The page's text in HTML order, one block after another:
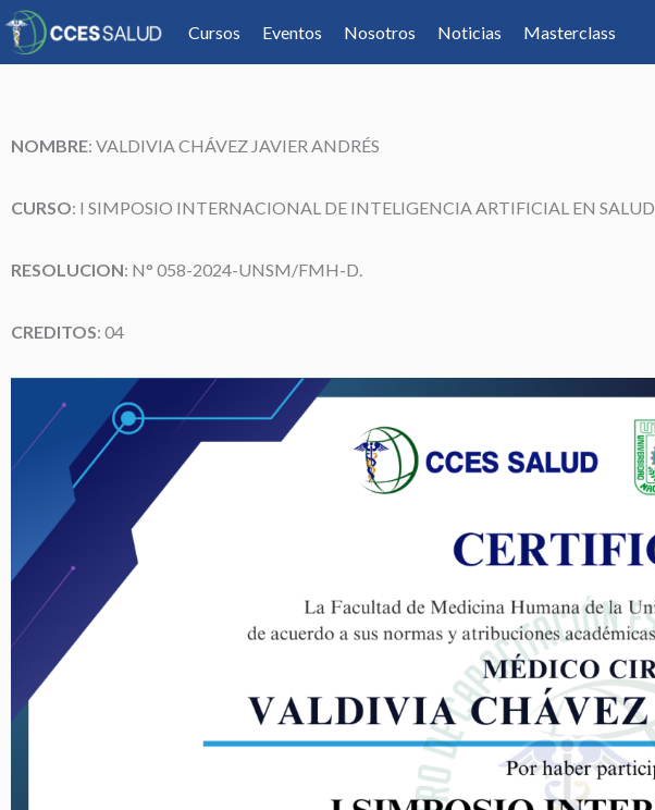
Cursos Eventos Nosotros Noticias Masterclass
NOMBRE: VALDIVIA CHÁVEZ JAVIER ANDRÉS
CURSO: I SIMPOSIO INTERNACIONAL DE INTELIGENCIA ARTIFICIAL EN SALUD
RESOLUCION: N° 058-2024-UNSM/FMH-D.
CREDITOS: 04